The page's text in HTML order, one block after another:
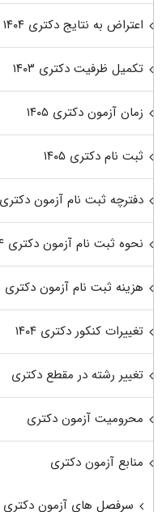
اعتراض به نتایج دکتری ۱۴۰۴
تکمیل ظرفیت دکتری ۱۴۰۳
زمان آزمون دکتری ۱۴۰۵
ثبت نام دکتری ۱۴۰۵
دفترچه ثبت نام آزمون دکتری ۱۴۰۴
نحوه ثبت نام آزمون دکتری ۱۴۰۴
هزینه ثبت نام آزمون دکتری
تغییرات کنکور دکتری ۱۴۰۴
تغییر رشته در مقطع دکتری
محرومیت آزمون دکتری
منابع آزمون دکتری
سرفصل های آزمون دکتری